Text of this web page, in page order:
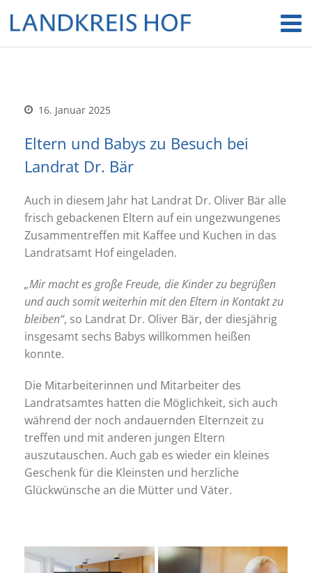
16. Januar 2025
Eltern und Babys zu Besuch bei
Landrat Dr. Bär
Auch in diesem Jahr hat Landrat Dr. Oliver Bär alle
frisch gebackenen Eltern auf ein ungezwungenes
Zusammentreffen mit Kaffee und Kuchen in das
Landratsamt Hof eingeladen.
„Mir macht es große Freude, die Kinder zu begrüßen
und auch somit weiterhin mit den Eltern in Kontakt zu
bleiben“, so Landrat Dr. Oliver Bär, der diesjährig
insgesamt sechs Babys willkommen heißen
konnte.
Die Mitarbeiterinnen und Mitarbeiter des
Landratsamtes hatten die Möglichkeit, sich auch
während der noch andauernden Elternzeit zu
treffen und mit anderen jungen Eltern
auszutauschen. Auch gab es wieder ein kleines
Geschenk für die Kleinsten und herzliche
Glückwünsche an die Mütter und Väter.